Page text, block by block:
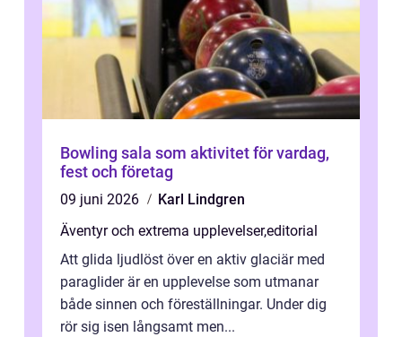
Bowling sala som aktivitet för vardag,
fest och företag
09 juni 2026
Karl Lindgren
Äventyr och extrema upplevelser,editorial
Att glida ljudlöst över en aktiv glaciär med
paraglider är en upplevelse som utmanar
både sinnen och föreställningar. Under dig
rör sig isen långsamt men...